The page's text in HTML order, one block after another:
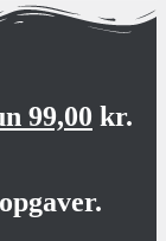
99,00 kr.